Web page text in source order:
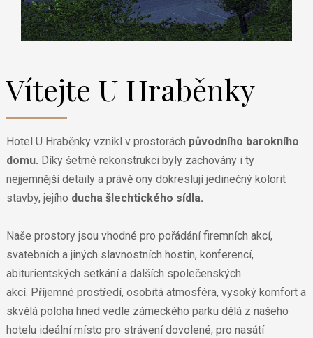
Vítejte U Hraběnky
Hotel U Hraběnky vznikl v prostorách původního barokního
domu. Díky šetrné rekonstrukci byly zachovány i ty
nejjemnější detaily a právě ony dokreslují jedinečný kolorit
stavby, jejího ducha šlechtického sídla.
Naše prostory jsou vhodné pro pořádání firemních akcí,
svatebních a jiných slavnostních hostin, konferencí,
abiturientských setkání a dalších společenských
akcí. Příjemné prostředí, osobitá atmosféra, vysoký komfort a
skvělá poloha hned vedle zámeckého parku dělá z našeho
hotelu ideální místo pro strávení dovolené, pro nasátí